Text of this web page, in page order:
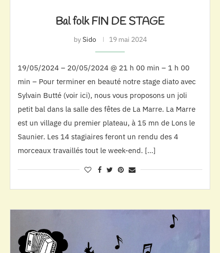
Bal folk FIN DE STAGE
bySido 19 mai 2024
19/05/2024 – 20/05/2024 @ 21 h 00 min – 1 h 00
min – Pour terminer en beauté notre stage diato avec
Sylvain Butté (voir ici), nous vous proposons un joli
petit bal dans la salle des fêtes de La Marre. La Marre
est un village du premier plateau, à 15 mn de Lons le
Saunier. Les 14 stagiaires feront un rendu des 4
morceaux travaillés tout le week-end. […]